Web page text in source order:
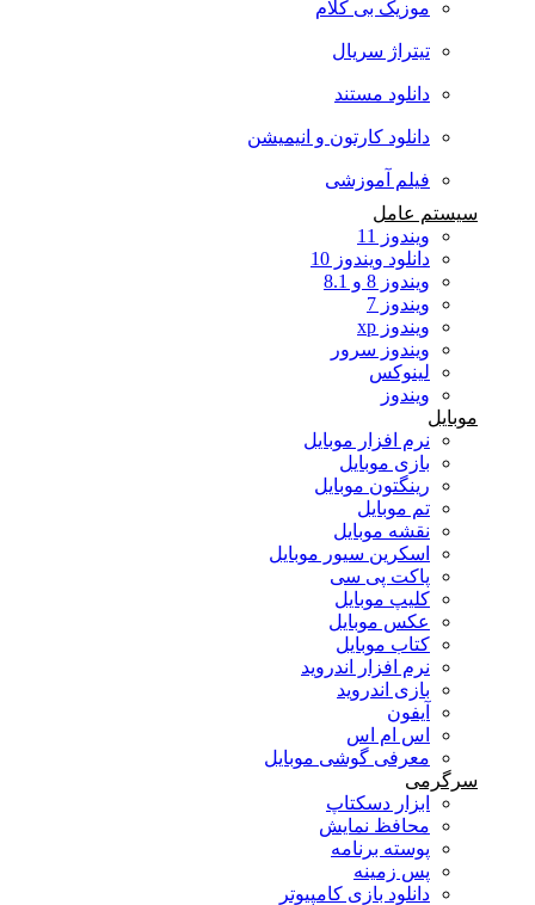
موزیک بی کلام
تیتراژ سریال
دانلود مستند
دانلود کارتون و انیمیشن
فیلم آموزشی
سیستم عامل
ویندوز 11
دانلود ویندوز 10
ویندوز 8 و 8.1
ویندوز 7
ویندوز xp
ویندوز سرور
لینوکس
ویندوز
موبایل
نرم افزار موبایل
بازی موبایل
رینگتون موبایل
تم موبایل
نقشه موبایل
اسکرین سیور موبایل
پاکت پی سی
کلیپ موبایل
عکس موبایل
کتاب موبایل
نرم افزار اندروید
بازی اندروید
آیفون
اس ام اس
معرفی گوشی موبایل
سرگرمی
ابزار دسکتاپ
محافظ نمایش
پوسته برنامه
پس زمینه
دانلود بازی کامپیوتر